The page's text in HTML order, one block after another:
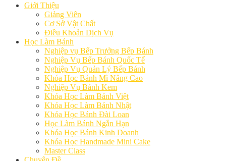
Giới Thiệu
Giảng Viên
Cơ Sở Vật Chất
Điều Khoản Dịch Vụ
Học Làm Bánh
Nghiệp vụ Bếp Trưởng Bếp Bánh
Nghiệp Vụ Bếp Bánh Quốc Tế
Nghiệp Vụ Quản Lý Bếp Bánh
Khóa Học Bánh Mì Nâng Cao
Nghiệp Vụ Bánh Kem
Khóa Học Làm Bánh Việt
Khóa Học Làm Bánh Nhật
Khóa Học Bánh Đài Loan
Học Làm Bánh Ngắn Hạn
Khóa Học Bánh Kinh Doanh
Khóa Học Handmade Mini Cake
Master Class